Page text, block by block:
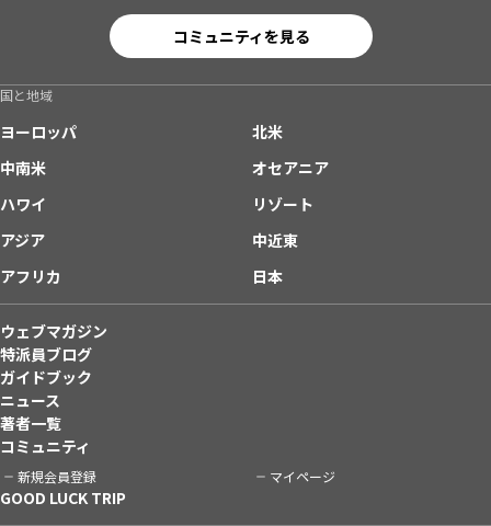
コミュニティを見る
国と地域
ヨーロッパ
北米
中南米
オセアニア
ハワイ
リゾート
アジア
中近東
アフリカ
日本
ウェブマガジン
特派員ブログ
ガイドブック
ニュース
著者一覧
コミュニティ
新規会員登録 マイページ
GOOD LUCK TRIP